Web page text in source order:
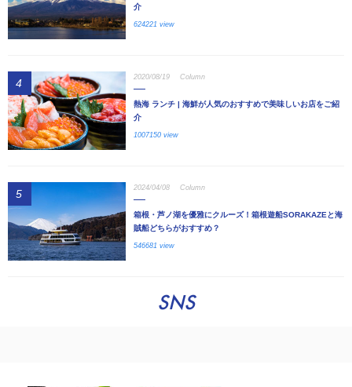
介
624221 view
4 2020/08/19 Column
熱海 ランチ | 海鮮が人気のおすすめで美味しいお店をご紹
介
1007150 view
5 2024/04/08 Column
箱根・芦ノ湖を優雅にクルーズ！箱根遊船SORAKAZEと海
賊船どちらがおすすめ？
546681 view
SNS